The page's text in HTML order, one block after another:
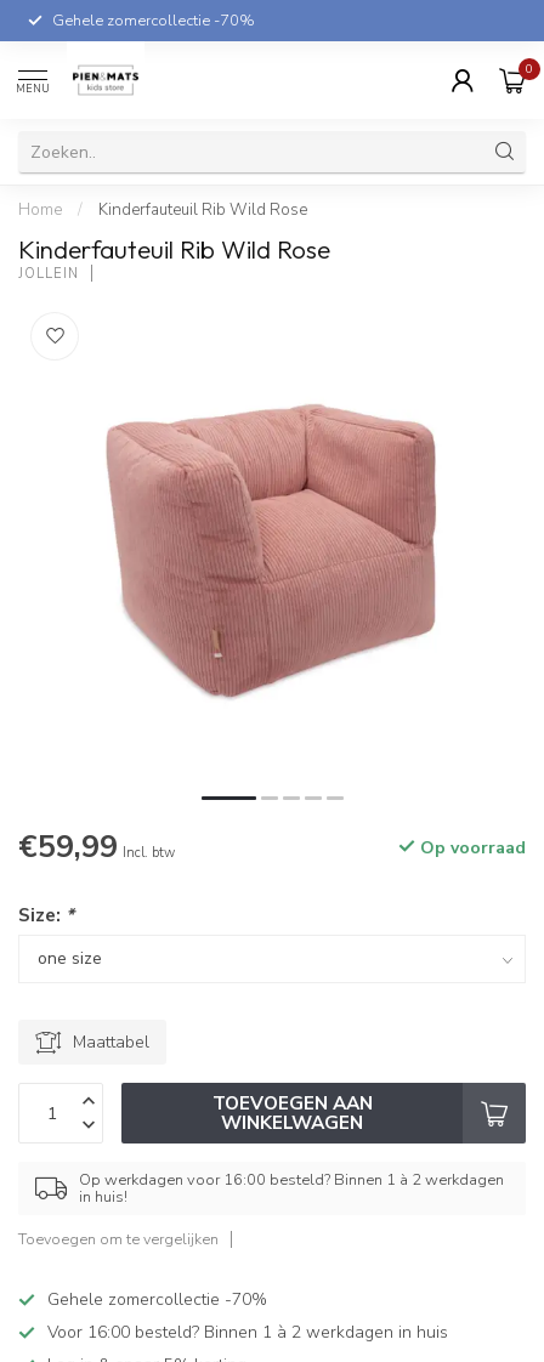
Gehele zomercollectie -70%
MENU
0
Home / Kinderfauteuil Rib Wild Rose
Kinderfauteuil Rib Wild Rose
JOLLEIN
€59,99 Incl. btw Op voorraad
Size: *
Maattabel
TOEVOEGEN AAN
WINKELWAGEN
Op werkdagen voor 16:00 besteld? Binnen 1 à 2 werkdagen
in huis!
Toevoegen om te vergelijken
Gehele zomercollectie -70%
Voor 16:00 besteld? Binnen 1 à 2 werkdagen in huis